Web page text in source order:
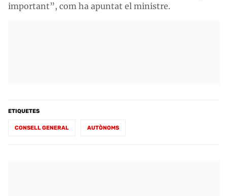
important”, com ha apuntat el ministre.
ETIQUETES
CONSELL GENERAL AUTÒNOMS